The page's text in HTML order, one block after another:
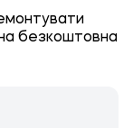
безкоштовна